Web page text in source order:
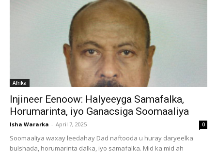
Afrika
Injineer Eenoow: Halyeeyga Samafalka,
Horumarinta, iyo Ganacsiga Soomaaliya
Isha Wararka - April 7, 2025 0
Soomaaliya waxay leedahay Dad naftooda u huray daryeelka
bulshada, horumarinta dalka, iyo samafalka. Mid ka mid ah